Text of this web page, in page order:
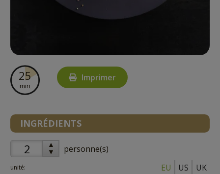
25
min
Imprimer
INGRÉDIENTS
▲
▼ personne(s)
unité: EU US UK